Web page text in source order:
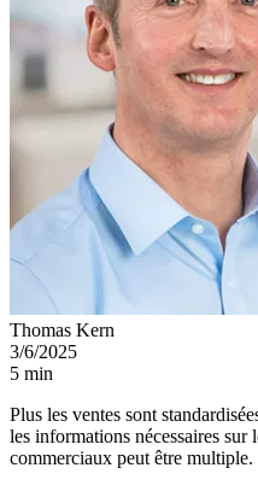
Thomas Kern
3/6/2025
5 min
Plus les ventes sont
les informations nécessaires
commerciaux peut être multiple.